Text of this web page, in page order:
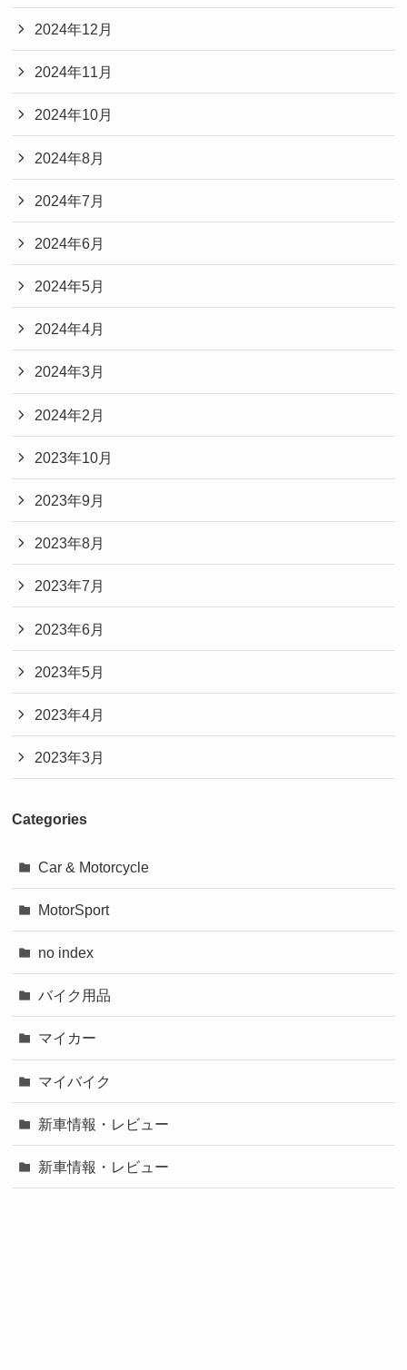
2024年12月
2024年11月
2024年10月
2024年8月
2024年7月
2024年6月
2024年5月
2024年4月
2024年3月
2024年2月
2023年10月
2023年9月
2023年8月
2023年7月
2023年6月
2023年5月
2023年4月
2023年3月
Categories
Car & Motorcycle
MotorSport
no index
バイク用品
マイカー
マイバイク
新車情報・レビュー
新車情報・レビュー